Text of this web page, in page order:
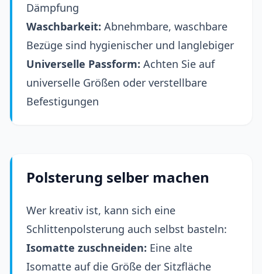
Dämpfung
Waschbarkeit: Abnehmbare, waschbare
Bezüge sind hygienischer und langlebiger
Universelle Passform: Achten Sie auf
universelle Größen oder verstellbare
Befestigungen
Polsterung selber machen
Wer kreativ ist, kann sich eine
Schlittenpolsterung auch selbst basteln:
Isomatte zuschneiden: Eine alte
Isomatte auf die Größe der Sitzfläche